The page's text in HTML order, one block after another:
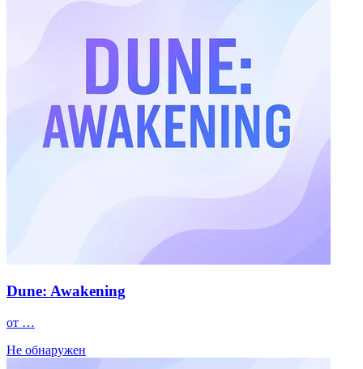
Dune: Awakening
от …
Не обнаружен